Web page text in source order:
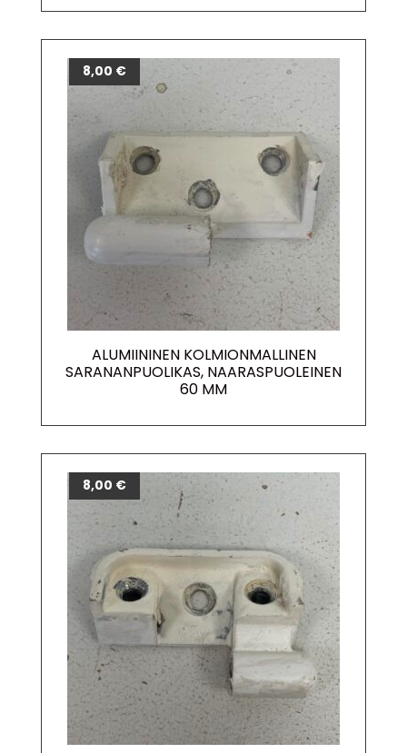
ALUMIININEN KOLMIONMALLINEN
SARANANPUOLIKAS, NAARASPUOLEINEN
60 MM
8,00 €
8,00 €